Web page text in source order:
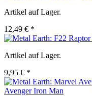
Artikel auf Lager.
12,49 € *
Artikel auf Lager.
9,95 € *
Avenger Iron Man